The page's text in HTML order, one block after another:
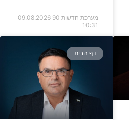
מערכת חדשות 90
09.08.2026
10:31
דף הבית